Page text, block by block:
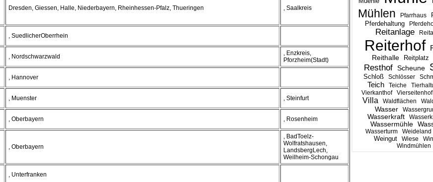
Mühlen Pfarrhaus
Pferdehaltung
Reitanlage
Reiterhof
Reithalle Reitplatz
Resthof Scheune
Schloß Schlösser
Teich Teiche
Vierkanthof
Vierseitenhof
Villa Waldflächen
Wasser
Wasserkraft
Wassermühle
Wasserturm Weideland
Weingut Wiese
Windmühlen
Dresden, Giessen, Halle, Niederbayern, Rheinhessen-Pfalz, Thueringen , Saalkreis
, SuedlicherOberrhein
, Nordschwarzwald
, Enzkreis,
Pforzheim(Stadt)
, Hannover
, Muenster , Steinfurt
, Oberbayern , Rosenheim
, Oberbayern
, BadToelz-
Wolfratshausen,
LandsbergLech,
Weilheim-Schongau
, Unterfranken